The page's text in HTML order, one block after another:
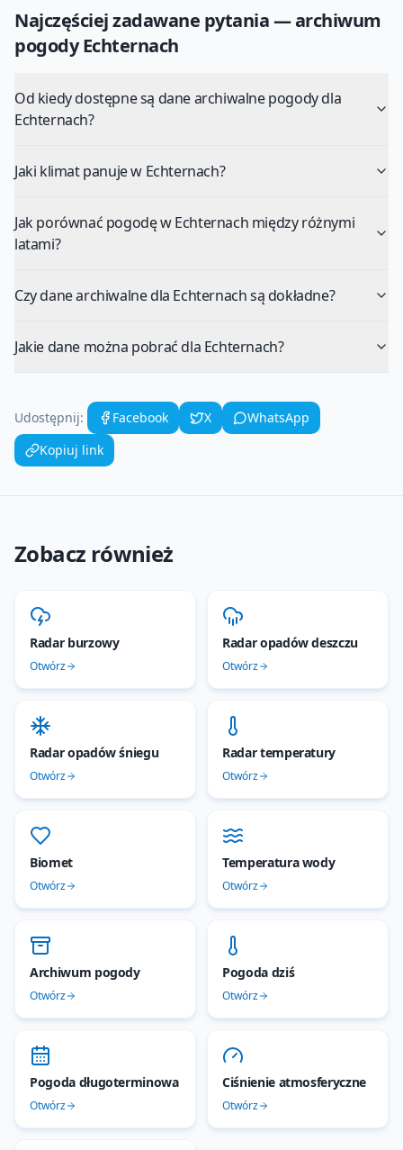
Najczęściej zadawane pytania — archiwum
pogodyEchternach
Od kiedy dostępne są dane archiwalne pogody dla
Echternach?
Jaki klimat panuje w Echternach?
Jak porównać pogodę w Echternach między różnymi
latami?
Czy dane archiwalne dla Echternach są dokładne?
Jakie dane można pobrać dla Echternach?
Udostępnij: Facebook X
WhatsApp
Kopiuj link
Zobacz również
Radar burzowy
Otwórz
Radar opadów deszczu
Otwórz
Radar opadów śniegu
Otwórz
Radar temperatury
Otwórz
Biomet
Otwórz
Temperatura wody
Otwórz
Archiwum pogody
Otwórz
Pogoda dziś
Otwórz
Pogoda długoterminowa
Otwórz
Ciśnienie atmosferyczne
Otwórz